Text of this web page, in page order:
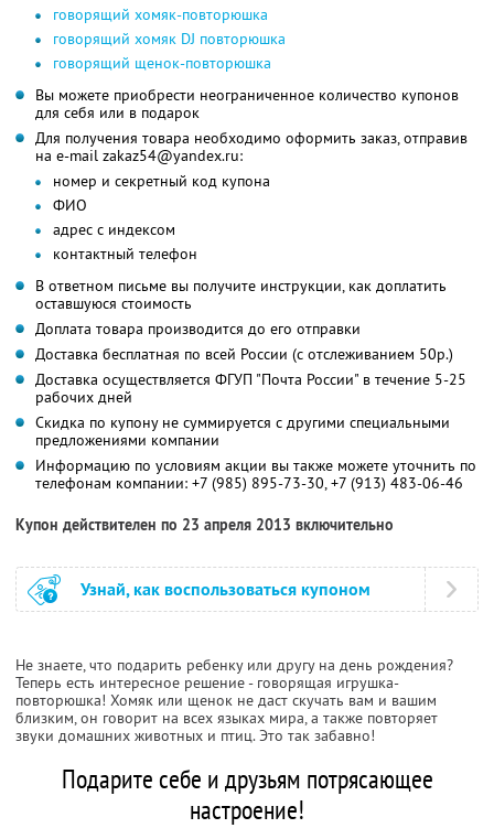
говорящий хомяк-повторюшка
говорящий хомяк DJ повторюшка
говорящий щенок-повторюшка
Вы можете приобрести неограниченное количество купонов
для себя или в подарок
Для получения товара необходимо оформить заказ, отправив
на e-mail zakaz54@yandex.ru:
номер и секретный код купона
ФИО
адрес с индексом
контактный телефон
В ответном письме вы получите инструкции, как доплатить
оставшуюся стоимость
Доплата товара производится до его отправки
Доставка бесплатная по всей России (с отслеживанием 50р.)
Доставка осуществляется ФГУП "Почта России" в течение 5-25
рабочих дней
Скидка по купону не суммируется с другими специальными
предложениями компании
Информацию по условиям акции вы также можете уточнить по
телефонам компании: +7 (985) 895-73-30, +7 (913) 483-06-46
Купон действителен по 23 апреля 2013 включительно
Узнай, как воспользоваться купоном
Не знаете, что подарить ребенку или другу на день рождения?
Теперь есть интересное решение - говорящая игрушка-
повторюшка! Хомяк или щенок не даст скучать вам и вашим
близким, он говорит на всех языках мира, а также повторяет
звуки домашних животных и птиц. Это так забавно!
Подарите себе и друзьям потрясающее
настроение!